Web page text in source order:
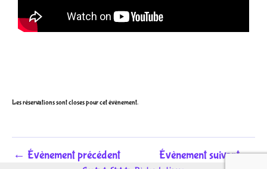
Les réservations sont closes pour cet évènement.
← Évènement précédent Évènement suivant→